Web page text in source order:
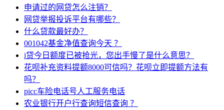
申请过的网贷怎么注销？
网贷举报投诉平台有哪些？
什么贷款最好办？
001042基金净值查询今天 ？
i贷今日额度已被抢光，您出手慢了是什么意思？
花呗补充资料提额8000可信吗？花呗立即提额方法有
吗？
picc车险电话号人工服务电话
农业银行开户行查询短信查询 ？